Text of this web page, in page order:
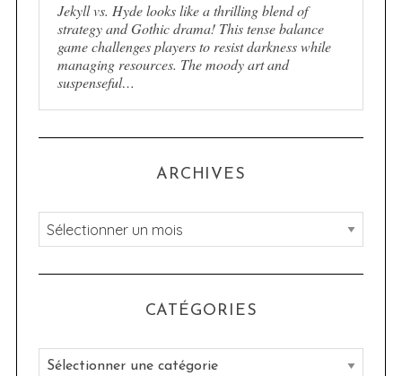
Jekyll vs. Hyde looks like a thrilling blend of
strategy and Gothic drama! This tense balance
game challenges players to resist darkness while
managing resources. The moody art and
suspenseful…
ARCHIVES
A
r
c
v
CATÉGORIES
C